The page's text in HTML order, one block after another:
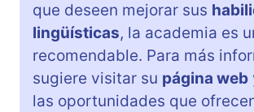
que deseen mejorar sus
lingüísticas, la academia es
recomendable. Para más
sugiere visitar su página web
las oportunidades que